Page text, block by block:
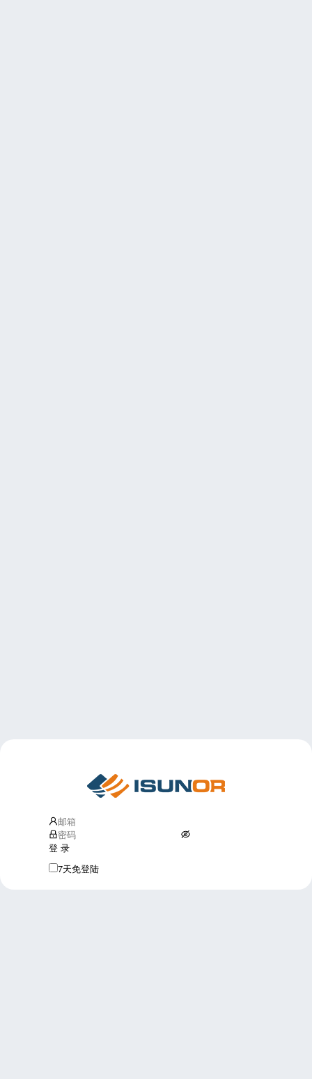
登 录
7天免登陆